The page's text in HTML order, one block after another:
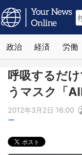
政治 経済 労働
呼吸するだ
うマスク「
2012年3月2日 16:00
ー